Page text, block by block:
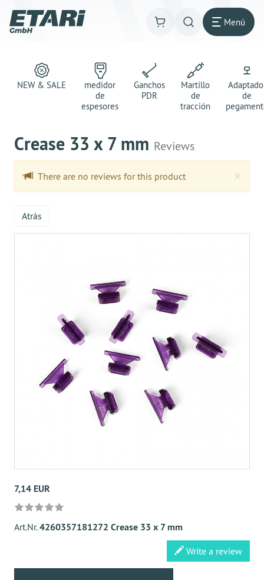
Menú
NEW & SALE
medidor
de
espesores
Ganchos
PDR
Martillo
de
tracción
de
Crease 33 x 7 mm Reviews
×
There are no reviews for this product
Atrás
7,14 EUR
Art.Nr.4260357181272 Crease 33 x 7 mm
Write a review